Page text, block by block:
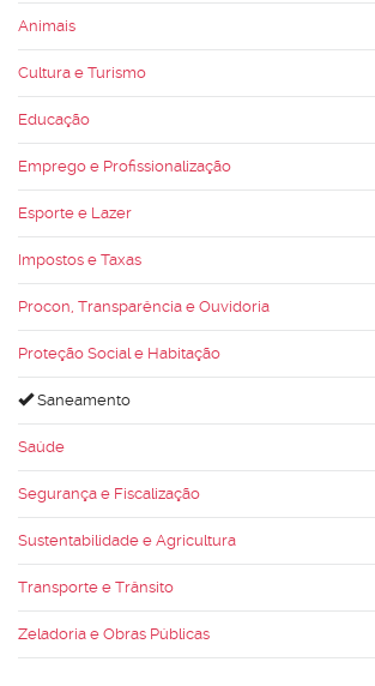
Animais
Cultura e Turismo
Educação
Emprego e Profissionalização
Esporte e Lazer
Impostos e Taxas
Procon, Transparência e Ouvidoria
Proteção Social e Habitação
Saneamento
Saúde
Segurança e Fiscalização
Sustentabilidade e Agricultura
Transporte e Trânsito
Zeladoria e Obras Públicas